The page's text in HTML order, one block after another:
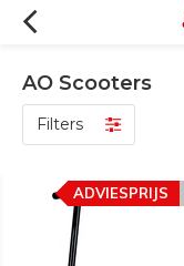
AO Scooters
Filters
ADVIESPRIJS